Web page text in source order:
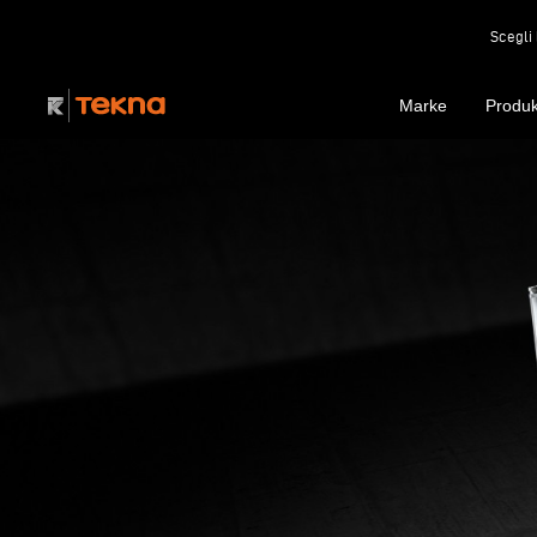
Scegli
Marke